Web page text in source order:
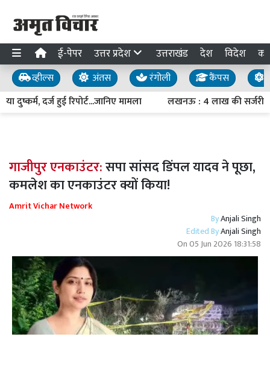
ई-पेपर उत्तर प्रदेश उत्तराखंड देश विदेश
व्हील्स अंतस रंगोली कैंपस
दर्ज हुई रिपोर्ट...जानिए मामला
लखनऊ : 4 लाख की सर्जरी
गाजीपुर एनकाउंटर:सपा सांसद डिंपल यादव ने पूछा,
कमलेश का एनकाउंटर क्यों किया!
Amrit Vichar Network
ByAnjali Singh
Edited ByAnjali Singh
On05 Jun 2026 18:31:58